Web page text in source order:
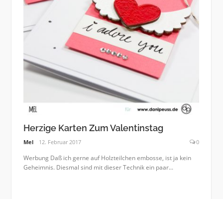
Herzige Karten Zum Valentinstag
Mel 12. Februar 2017 0
Werbung Daß ich gerne auf Holzteilchen embosse, ist ja kein
Geheimnis. Diesmal sind mit dieser Technik ein paar...